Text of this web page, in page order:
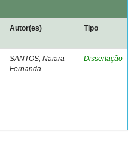
Autor(es) Tipo
SANTOS, Naiara
Fernanda
Dissertação